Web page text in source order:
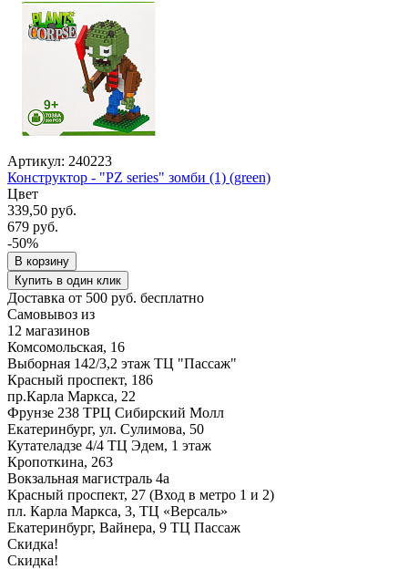
Артикул: 240223
Конструктор - "PZ series" зомби (1) (green)
Цвет
339,50 руб.
679 руб.
-50%
В корзину
Купить в один клик
Доставка от 500 руб. бесплатно
Самовывоз из
12 магазинов
Комсомольская, 16
Выборная 142/3,2 этаж ТЦ "Пассаж"
Красный проспект, 186
пр.Карла Маркса, 22
Фрунзе 238 ТРЦ Сибирский Молл
Екатеринбург, ул. Сулимова, 50
Кутателадзе 4/4 ТЦ Эдем, 1 этаж
Кропоткина, 263
Вокзальная магистраль 4а
Красный проспект, 27 (Вход в метро 1 и 2)
пл. Карла Маркса, 3, ТЦ «Версаль»
Екатеринбург, Вайнера, 9 ТЦ Пассаж
Скидка!
Скидка!